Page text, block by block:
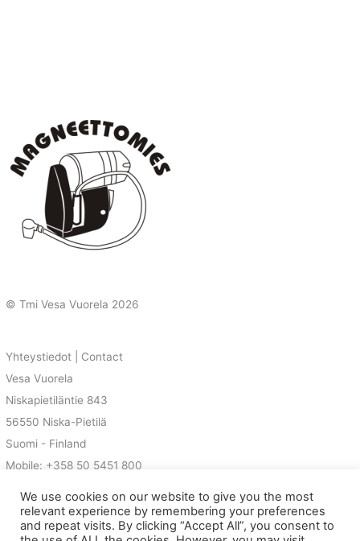
© Tmi Vesa Vuorela 2026
Yhteystiedot | Contact
Vesa Vuorela
Niskapietiläntie 843
56550 Niska-Pietilä
Suomi - Finland
Mobile: +358 50 5451 800
We use cookies on our website to give you the most
relevant experience by remembering your preferences
and repeat visits. By clicking “Accept All”, you consent to